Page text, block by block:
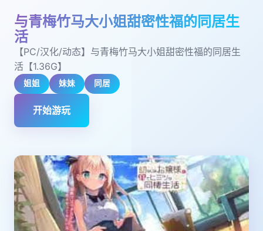
与青梅竹马大小姐甜密性福的同居生
活
【PC/汉化/动态】与青梅竹马大小姐甜密性福的同居生
活【1.36G】
姐姐 妹妹 同居
开始游玩